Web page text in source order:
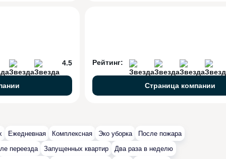
4.5 Рейтинг:
Страница компании
Ежедневная Комплексная Эко уборка
После пожара
переезда
Запущенных квартир
Два раза в неделю